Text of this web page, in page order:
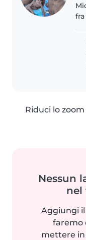
Riduci lo
Nessun
nel
Aggiungi
faremo
mettere